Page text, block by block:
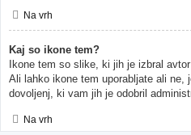
Na vrh
Kaj so ikone tem?
Ikone tem so slike, ki jih je izbral
Ali lahko ikone tem uporabljate ali ne,
dovoljenj, ki vam jih je odobril
Na vrh